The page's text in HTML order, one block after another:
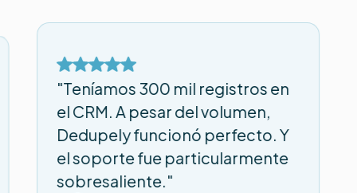
"Teníamos 300 mil registros en
el CRM. A pesar del volumen,
Dedupely funcionó perfecto. Y
el soporte fue particularmente
sobresaliente."